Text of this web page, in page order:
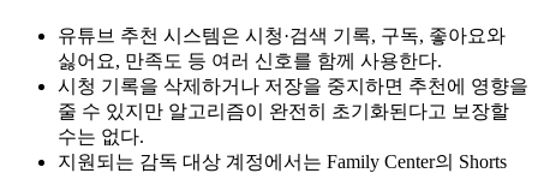
유튜브 추천 시스템은 시청·검색 기록, 구독, 좋아요와
싫어요, 만족도 등 여러 신호를 함께 사용한다.
시청 기록을 삭제하거나 저장을 중지하면 추천에 영향을
줄 수 있지만 알고리즘이 완전히 초기화된다고 보장할
수는 없다.
지원되는 감독 대상 계정에서는 Family Center의 Shorts